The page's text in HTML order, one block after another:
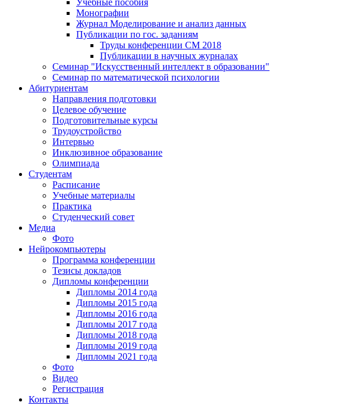
Монографии
Журнал Моделирование и анализ данных
Публикации по гос. заданиям
Труды конференции CM 2018
Публикации в научных журналах
Семинар "Искусственный интеллект в образовании"
Семинар по математической психологии
Абитуриентам
Направления подготовки
Целевое обучение
Подготовительные курсы
Трудоустройство
Интервью
Инклюзивное образование
Олимпиада
Студентам
Расписание
Учебные материалы
Практика
Студенческий совет
Медиа
Фото
Нейрокомпьютеры
Программа конференции
Тезисы докладов
Дипломы конференции
Дипломы 2014 года
Дипломы 2015 года
Дипломы 2016 года
Дипломы 2017 года
Дипломы 2018 года
Дипломы 2019 года
Дипломы 2021 года
Фото
Видео
Регистрация
Контакты